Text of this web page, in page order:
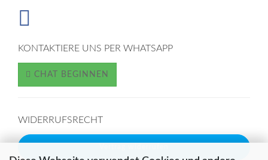
KONTAKTIERE UNS PER WHATSAPP
CHAT BEGINNEN
WIDERRUFSRECHT